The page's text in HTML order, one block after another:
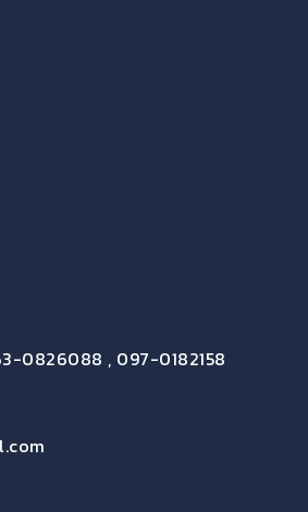
0826088 , 097-0182158